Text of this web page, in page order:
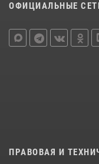
ОФИЦИАЛЬНЫЕ
ПРАВОВАЯ И